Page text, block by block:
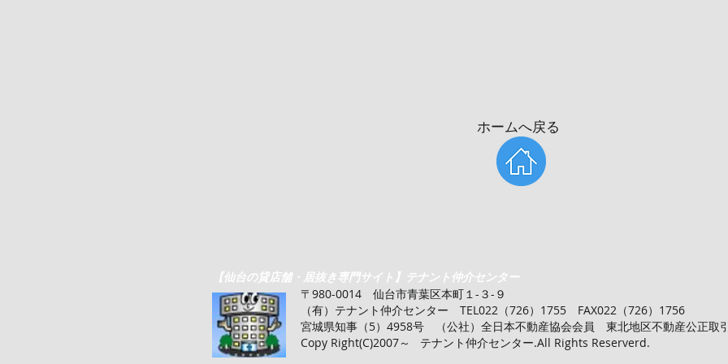
​ホームへ戻る
【仙台の貸店舗・居抜き専門サイト】テナント仲介センター
〒980-0014 仙台市青葉区本町１-３-９
（有）テナント仲介センター TEL022（726）1755 FAX022（726）1756
宮城県知事（5）4958号 （公社）全日本不動産協会会員 東北地区不動産公正取
Copy Right(C)2007～ テナント仲介センター.All Rights Reserverd.